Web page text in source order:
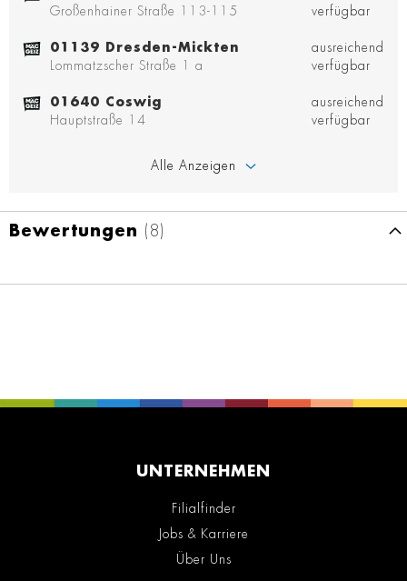
Großenhainer Straße 113-115
verfügbar
01139 Dresden-Mickten
Lommatzscher Straße 1 a
ausreichend
verfügbar
01640 Coswig
Hauptstraße 14
ausreichend
verfügbar
Alle Anzeigen
Bewertungen 8
UNTERNEHMEN
Filialfinder
Jobs & Karriere
Über Uns